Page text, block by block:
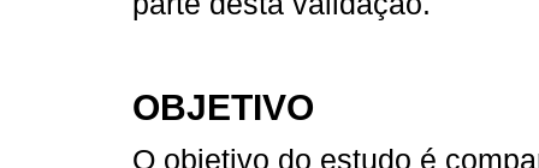
OBJETIVO
O objetivo do estudo é